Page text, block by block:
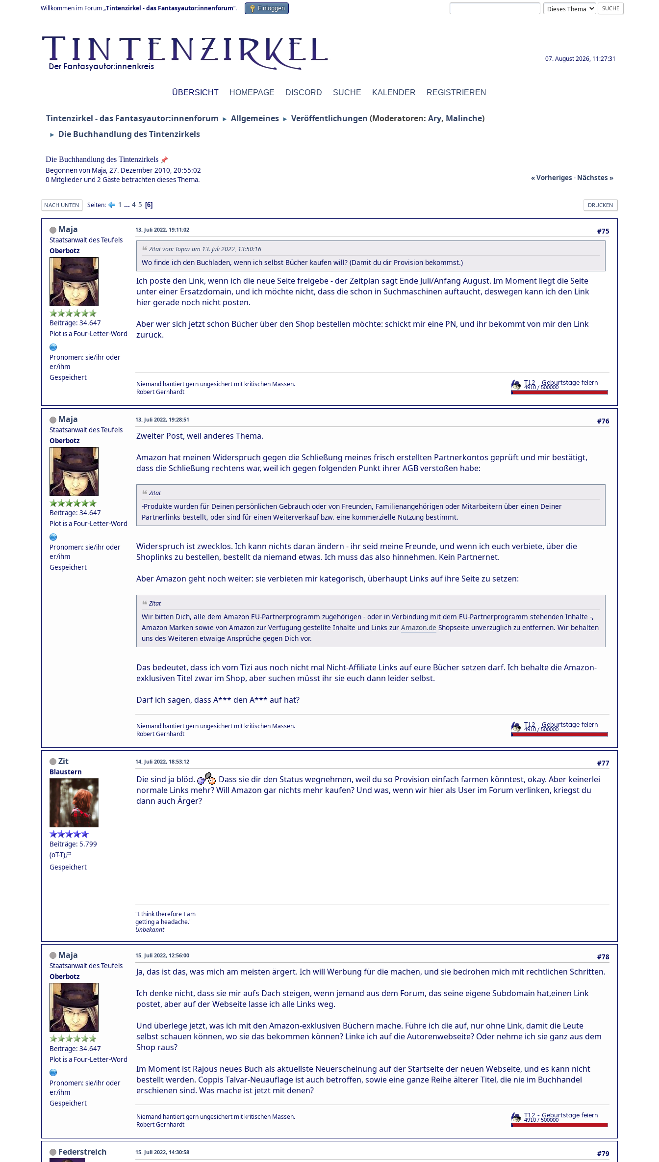
Willkommen im Forum „Tintenzirkel - das Fantasyautor:innenforum“. Einloggen
07. August 2026, 11:27:31
ÜBERSICHT HOMEPAGE DISCORD SUCHE KALENDER REGISTRIEREN
Tintenzirkel - das Fantasyautor:innenforum ► Allgemeines ► Veröffentlichungen (Moderatoren: Ary, Malinche)
► Die Buchhandlung des Tintenzirkels
Die Buchhandlung des Tintenzirkels
Begonnen von Maja, 27. Dezember 2010, 20:55:02
« Vorheriges - Nächstes »
0 Mitglieder und 2 Gäste betrachten dieses Thema.
DRUCKEN
NACH UNTEN Seiten 1 ... 4 5 6
Maja
Staatsanwalt des Teufels
Oberbotz
Beiträge: 34.647
Plot is a Four-Letter-Word
Pronomen: sie/ihr oder
er/ihm
Gespeichert
#75
13. Juli 2022, 19:11:02
Zitat von: Topaz am 13. Juli 2022, 13:50:16
Wo finde ich den Buchladen, wenn ich selbst Bücher kaufen will? (Damit du dir Provision bekommst.)
Ich poste den Link, wenn ich die neue Seite freigebe - der Zeitplan sagt Ende Juli/Anfang August. Im Moment liegt die Seite
unter einer Ersatzdomain, und ich möchte nicht, dass die schon in Suchmaschinen auftaucht, deswegen kann ich den Link
hier gerade noch nicht posten.
Aber wer sich jetzt schon Bücher über den Shop bestellen möchte: schickt mir eine PN, und ihr bekommt von mir den Link
zurück.
Niemand hantiert gern ungesichert mit kritischen Massen.
Robert Gernhardt
Maja
Staatsanwalt des Teufels
Oberbotz
Beiträge: 34.647
Plot is a Four-Letter-Word
Pronomen: sie/ihr oder
er/ihm
Gespeichert
#76
13. Juli 2022, 19:28:51
Zweiter Post, weil anderes Thema.
Amazon hat meinen Widerspruch gegen die Schließung meines frisch erstellten Partnerkontos geprüft und mir bestätigt,
dass die Schließung rechtens war, weil ich gegen folgenden Punkt ihrer AGB verstoßen habe:
Zitat
-Produkte wurden für Deinen persönlichen Gebrauch oder von Freunden, Familienangehörigen oder Mitarbeitern über einen Deiner
Partnerlinks bestellt, oder sind für einen Weiterverkauf bzw. eine kommerzielle Nutzung bestimmt.
Widerspruch ist zwecklos. Ich kann nichts daran ändern - ihr seid meine Freunde, und wenn ich euch verbiete, über die
Shoplinks zu bestellen, bestellt da niemand etwas. Ich muss das also hinnehmen. Kein Partnernet.
Aber Amazon geht noch weiter: sie verbieten mir kategorisch, überhaupt Links auf ihre Seite zu setzen:
Zitat
Wir bitten Dich, alle dem Amazon EU-Partnerprogramm zugehörigen - oder in Verbindung mit dem EU-Partnerprogramm stehenden Inhalte -,
Amazon Marken sowie von Amazon zur Verfügung gestellte Inhalte und Links zur Amazon.de Shopseite unverzüglich zu entfernen. Wir behalten
uns des Weiteren etwaige Ansprüche gegen Dich vor.
Das bedeutet, dass ich vom Tizi aus noch nicht mal Nicht-Affiliate Links auf eure Bücher setzen darf. Ich behalte die Amazon-
exklusiven Titel zwar im Shop, aber suchen müsst ihr sie euch dann leider selbst.
Darf ich sagen, dass A*** den A*** auf hat?
Niemand hantiert gern ungesichert mit kritischen Massen.
Robert Gernhardt
Zit
Blaustern
Beiträge: 5.799
(oT-T)尸
Gespeichert
#77
14. Juli 2022, 18:53:12
Die sind ja blöd.
Dass sie dir den Status wegnehmen, weil du so Provision einfach farmen könntest, okay. Aber keinerlei
normale Links mehr? Will Amazon gar nichts mehr kaufen? Und was, wenn wir hier als User im Forum verlinken, kriegst du
dann auch Ärger?
"I think therefore I am
getting a headache."
Unbekannt
Maja
Staatsanwalt des Teufels
Oberbotz
Beiträge: 34.647
Plot is a Four-Letter-Word
Pronomen: sie/ihr oder
er/ihm
Gespeichert
#78
15. Juli 2022, 12:56:00
Ja, das ist das, was mich am meisten ärgert. Ich will Werbung für die machen, und sie bedrohen mich mit rechtlichen Schritten.
Ich denke nicht, dass sie mir aufs Dach steigen, wenn jemand aus dem Forum, das seine eigene Subdomain hat,einen Link
postet, aber auf der Webseite lasse ich alle Links weg.
Und überlege jetzt, was ich mit den Amazon-exklusiven Büchern mache. Führe ich die auf, nur ohne Link, damit die Leute
selbst schauen können, wo sie das bekommen können? Linke ich auf die Autorenwebseite? Oder nehme ich sie ganz aus dem
Shop raus?
Im Moment ist Rajous neues Buch als aktuellste Neuerscheinung auf der Startseite der neuen Webseite, und es kann nicht
bestellt werden. Coppis Talvar-Neuauflage ist auch betroffen, sowie eine ganze Reihe älterer Titel, die nie im Buchhandel
erschienen sind. Was mache ist jetzt mit denen?
Niemand hantiert gern ungesichert mit kritischen Massen.
Robert Gernhardt
Federstreich #79
15. Juli 2022, 14:30:58